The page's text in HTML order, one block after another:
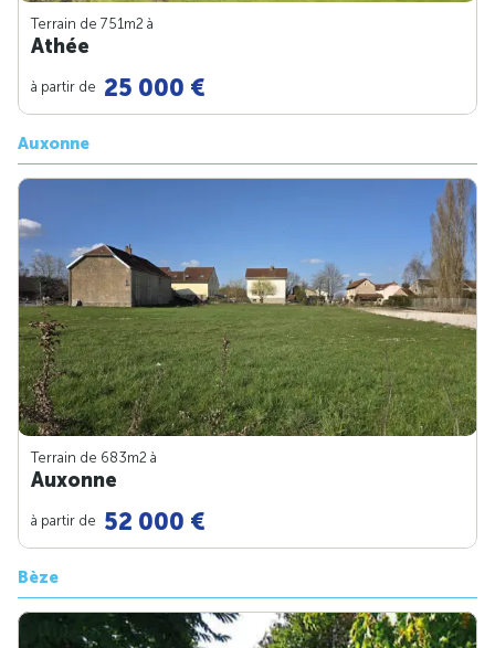
Terrain de 751m2 à
Athée
à partir de 25 000 €
Auxonne
Terrain de 683m2 à
Auxonne
à partir de 52 000 €
Bèze